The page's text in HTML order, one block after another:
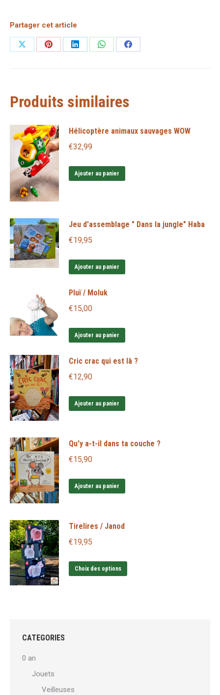
Partager cet article
PartagerPartagerPartagerPartagerPartager
Produits similaires
Hélicoptère animaux sauvages WOW
€32,99
Ajouter au panier
Jeu d'assemblage " Dans la jungle" Haba
€19,95
Ajouter au panier
Pluï / Moluk
€15,00
Ajouter au panier
Cric crac qui est là ?
€12,90
Ajouter au panier
Qu'y a-t-il dans ta couche ?
€15,90
Ajouter au panier
Tirelires / Janod
€19,95
Choix des options
CATEGORIES
0 an
Jouets
Veilleuses